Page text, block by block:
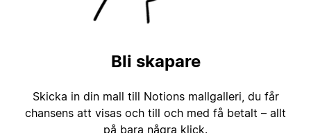
Bli skapare
Skicka in din mall till Notions mallgalleri, du får
chansens att visas och till och med få betalt – allt
på bara några klick.